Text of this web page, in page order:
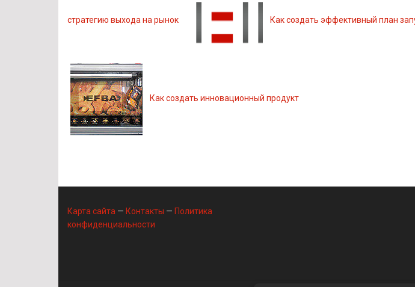
стратегию выхода на рынок Как создать эффективный план
Как создать инновационный продукт
Карта сайта — Контакты — Политика
конфиденциальности